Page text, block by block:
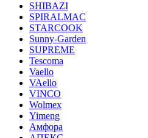
SHIBAZI
SPIRALMAC
STARCOOK
Sunny-Garden
SUPREME
Tescoma
Vaello
VAello
VINCO
Wolmex
Yimeng
Амфора